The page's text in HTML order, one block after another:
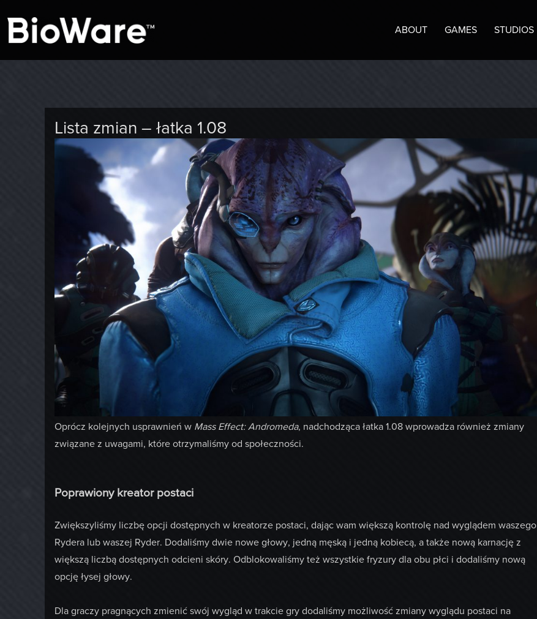
BioWare Blog
ABOUT GAMES STUDIOS
Lista zmian – łatka 1.08
Oprócz kolejnych usprawnień w Mass Effect: Andromeda, nadchodząca łatka 1.08 wprowadza również zmiany
związane z uwagami, które otrzymaliśmy od społeczności.
Poprawiony kreator postaci
Zwiększyliśmy liczbę opcji dostępnych w kreatorze postaci, dając wam większą kontrolę nad wyglądem waszego
Rydera lub waszej Ryder. Dodaliśmy dwie nowe głowy, jedną męską i jedną kobiecą, a także nową karnację z
większą liczbą dostępnych odcieni skóry. Odblokowaliśmy też wszystkie fryzury dla obu płci i dodaliśmy nową
opcję łysej głowy.
Dla graczy pragnących zmienić swój wygląd w trakcie gry dodaliśmy możliwość zmiany wyglądu postaci na